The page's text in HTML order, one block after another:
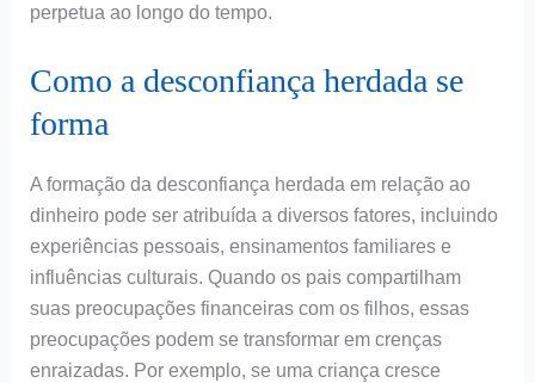
perpetua ao longo do tempo.
Como a desconfiança herdada se
forma
A formação da desconfiança herdada em relação ao
dinheiro pode ser atribuída a diversos fatores, incluindo
experiências pessoais, ensinamentos familiares e
influências culturais. Quando os pais compartilham
suas preocupações financeiras com os filhos, essas
preocupações podem se transformar em crenças
enraizadas. Por exemplo, se uma criança cresce